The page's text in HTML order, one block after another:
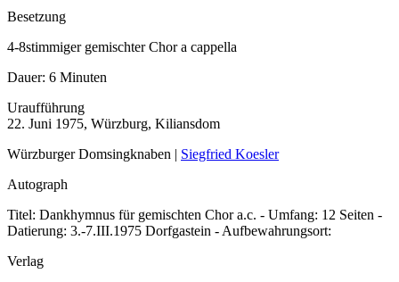
Besetzung
4-8stimmiger gemischter Chor a cappella
Dauer: 6 Minuten
Uraufführung
22. Juni 1975, Würzburg, Kiliansdom
Würzburger Domsingknaben | Siegfried Koesler
Autograph
Titel: Dankhymnus für gemischten Chor a.c. - Umfang: 12 Seiten -
Datierung: 3.-7.III.1975 Dorfgastein - Aufbewahrungsort:
Verlag